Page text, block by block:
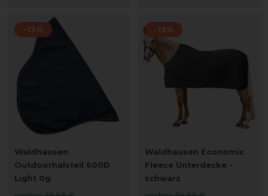
-13%
Waldhausen
Outdoorhalsteil 600D
Light 0g
-13%
Waldhausen Economic
Fleece Unterdecke -
schwarz